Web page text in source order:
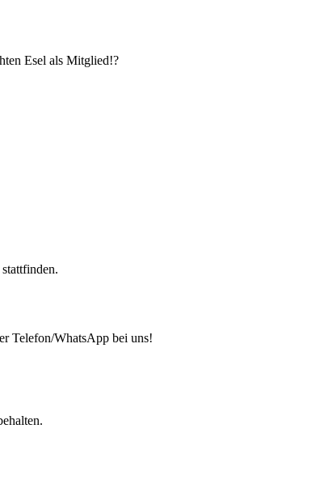
Esel als Mitglied!?
Telefon/WhatsApp bei uns!